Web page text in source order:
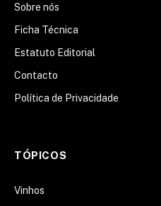
Sobre nós
Ficha Técnica
Estatuto Editorial
Contacto
Política de Privacidade
TÓPICOS
Vinhos